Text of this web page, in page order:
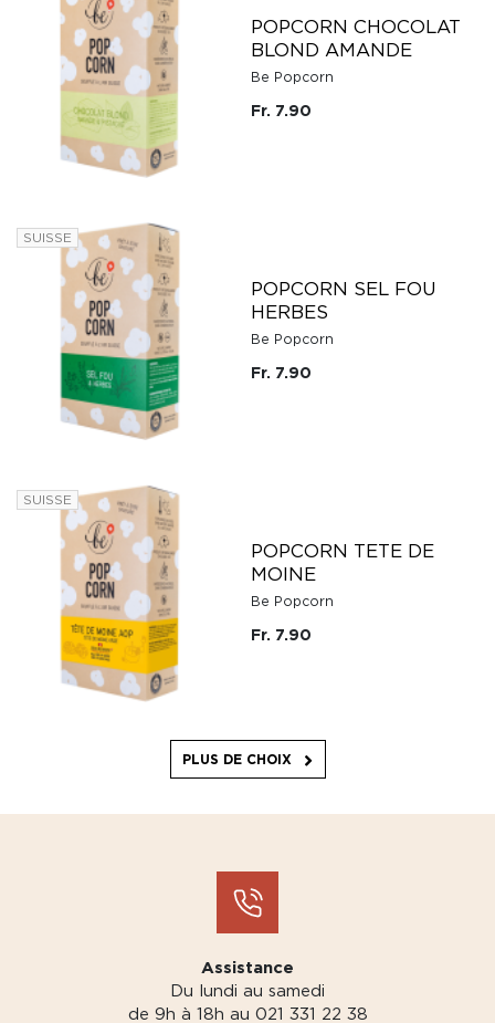
POPCORN CHOCOLAT
BLOND AMANDE
Be Popcorn
Fr. 7.90
SUISSE
POPCORN SEL FOU
HERBES
Be Popcorn
Fr. 7.90
SUISSE
POPCORN TETE DE
MOINE
Be Popcorn
Fr. 7.90
PLUS DE CHOIX
Assistance
Du lundi au samedi
de 9h à 18h au 021 331 22 38